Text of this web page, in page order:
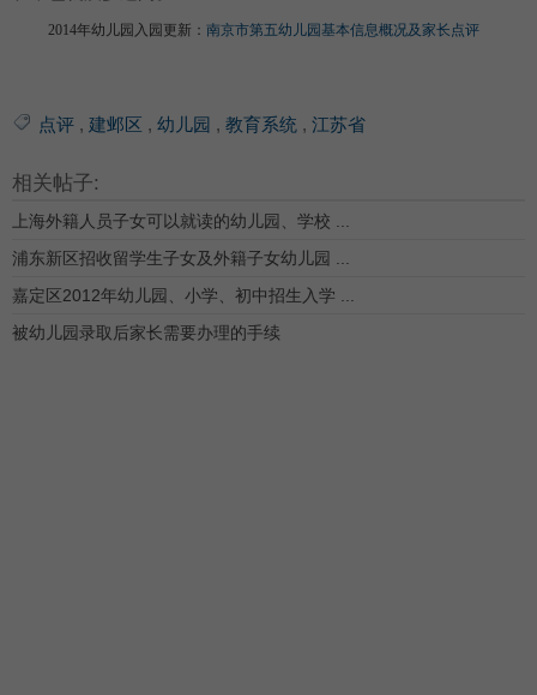
2014年幼儿园入园更新： 南京市第五幼儿园基本信息概况及家长点评
点评 , 建邺区 , 幼儿园 , 教育系统 , 江苏省
相关帖子:
上海外籍人员子女可以就读的幼儿园、学校 ...
浦东新区招收留学生子女及外籍子女幼儿园 ...
嘉定区2012年幼儿园、小学、初中招生入学 ...
被幼儿园录取后家长需要办理的手续